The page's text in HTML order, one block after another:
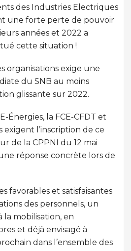
des Industries Electriques
une forte perte de pouvoir
années et 2022 a
cette situation !
organisations exige une
du SNB au moins
glissante sur 2022.
Énergies, la FCE-CFDT et
exigent l’inscription de ce
de la CPPNI du 12 mai
réponse concrète lors de
favorables et satisfaisantes
des personnels, un
la mobilisation, en
et déjà envisagé à
dans l’ensemble des